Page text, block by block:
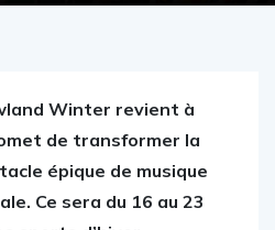
Winter revient à
de transformer la
épique de musique
Ce sera du 16 au 23